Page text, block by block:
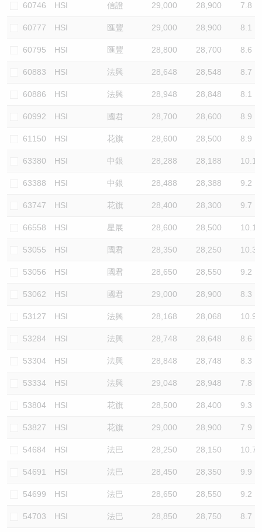
60746 HSI 信證 29,000 28,900 7.8
60777 HSI 匯豐 29,000 28,900 8.1
60795 HSI 匯豐 28,800 28,700 8.6
60883 HSI 法興 28,648 28,548 8.7
60886 HSI 法興 28,948 28,848 8.1
60992 HSI 國君 28,700 28,600 8.9
61150 HSI 花旗 28,600 28,500 8.9
63380 HSI 中銀 28,288 28,188 10.1
63388 HSI 中銀 28,488 28,388 9.2
63747 HSI 花旗 28,400 28,300 9.7
66558 HSI 星展 28,600 28,500 10.1
53055 HSI 國君 28,350 28,250 10.3
53056 HSI 國君 28,650 28,550 9.2
53062 HSI 國君 29,000 28,900 8.3
53127 HSI 法興 28,168 28,068 10.9
53284 HSI 法興 28,748 28,648 8.6
53304 HSI 法興 28,848 28,748 8.3
53334 HSI 法興 29,048 28,948 7.8
53804 HSI 花旗 28,500 28,400 9.3
53827 HSI 花旗 29,000 28,900 7.9
54684 HSI 法巴 28,250 28,150 10.7
54691 HSI 法巴 28,450 28,350 9.9
54699 HSI 法巴 28,650 28,550 9.2
54703 HSI 法巴 28,850 28,750 8.7